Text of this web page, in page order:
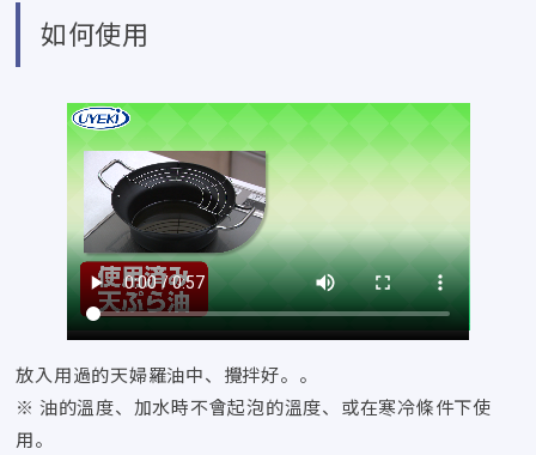
如何使用
放入用過的天婦羅油中、攪拌好。。
※ 油的溫度、加水時不會起泡的溫度、或在寒冷條件下使
用。